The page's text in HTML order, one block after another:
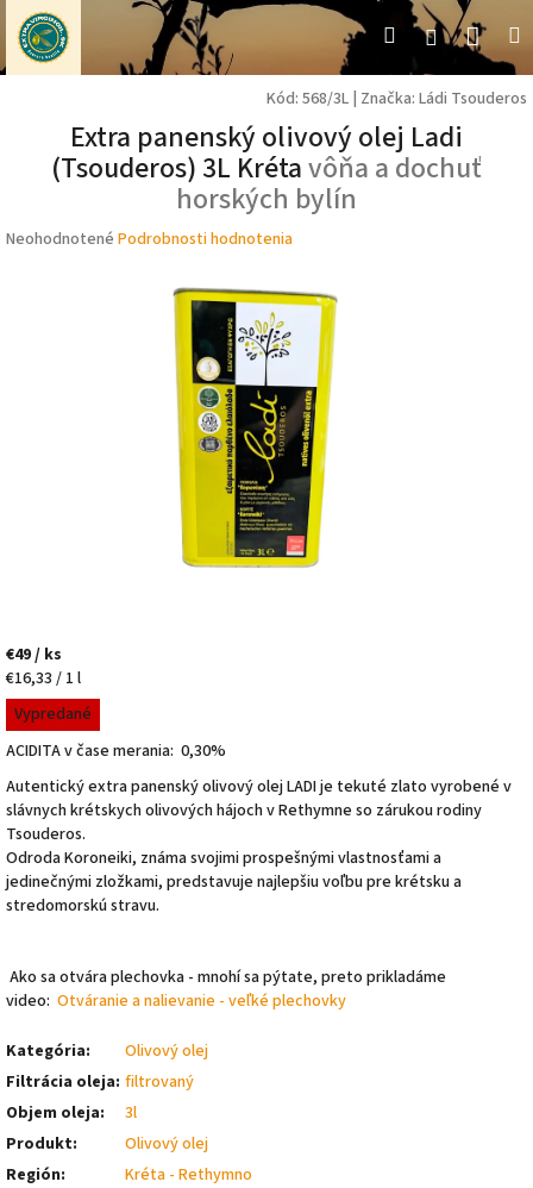
Prejsť
obsah
HľadaťPrihlásenie
Kód: 568/3L Značka: Ládi Tsouderos
Extra panenský olivový olej Ladi
(Tsouderos) 3L Krétavôňa a dochuť
horských bylín
Priemerné
Neohodnotené Podrobnosti hodnotenia
€49/ ks
Jednotková
cena:
€16,33 / 1 l
Vypredané
ACIDITA v čase merania: 0,30%
Autentický extra panenský olivový olej LADI je tekuté zlato vyrobené v
slávnych krétskych olivových hájoch v Rethymne so zárukou rodiny
Tsouderos.
Odroda Koroneiki, známa svojimi prospešnými vlastnosťami a
jedinečnými zložkami, predstavuje najlepšiu voľbu pre krétsku a
stredomorskú stravu.
Ako sa otvára plechovka - mnohí sa pýtate, preto prikladáme
video: Otváranie a nalievanie - veľké plechovky
Kategória:
Olivový olej
Filtrácia oleja: filtrovaný
Objem oleja:
3l
Produkt:
Olivový olej
Región:
Kréta - Rethymno